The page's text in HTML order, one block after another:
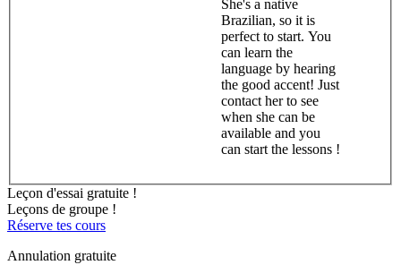
She's a native
Brazilian, so it is
perfect to start. You
can learn the
language by hearing
the good accent! Just
contact her to see
when she can be
available and you
can start the lessons !
Leçon d'essai gratuite !
Leçons de groupe !
Réserve tes cours
Annulation gratuite